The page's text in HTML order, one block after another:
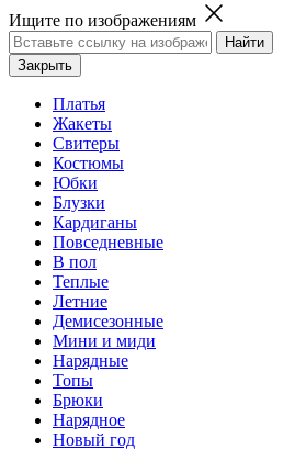
Ищите по изображениям
Закрыть
Платья
Жакеты
Свитеры
Костюмы
Юбки
Блузки
Кардиганы
Повседневные
В пол
Теплые
Летние
Демисезонные
Мини и миди
Нарядные
Топы
Брюки
Нарядное
Новый год